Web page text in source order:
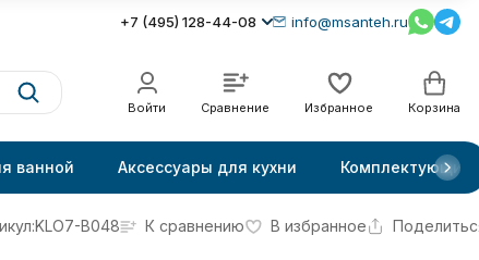
+7 (495) 128-44-08 info@msanteh.ru
Войти Сравнение Избранное Корзина
ванной Аксессуары для кухни Комплектующие
KLO7-B048 К сравнению В избранное